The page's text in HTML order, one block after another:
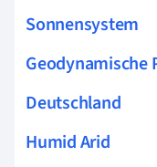
Sonnensystem
Geodynamische
Deutschland
Humid Arid